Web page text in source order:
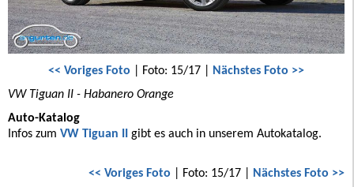
<< Voriges Foto | Foto: 15/17 | Nächstes Foto >>
VW Tiguan II - Habanero Orange
Auto-Katalog
Infos zum VW Tiguan II gibt es auch in unserem Autokatalog.
<< Voriges Foto | Foto: 15/17 | Nächstes Foto >>